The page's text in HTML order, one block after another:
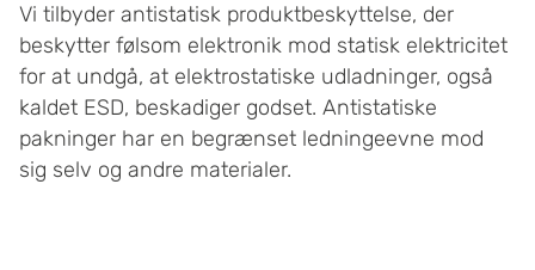
Vi tilbyder antistatisk produktbeskyttelse, der
beskytter følsom elektronik mod statisk elektricitet
for at undgå, at elektrostatiske udladninger, også
kaldet ESD, beskadiger godset. Antistatiske
pakninger har en begrænset ledningeevne mod
sig selv og andre materialer.